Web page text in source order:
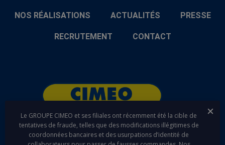
Le GROUPE CIMEO et ses filiales ont récemment été la cible de
tentatives de fraude, telles que des modifications illégitimes de
coordonnées bancaires et des usurpations d’identité de
NOS RÉALISATIONS ACTUALITÉS PRESSE
RECRUTEMENT CONTACT
linkedinyoutube